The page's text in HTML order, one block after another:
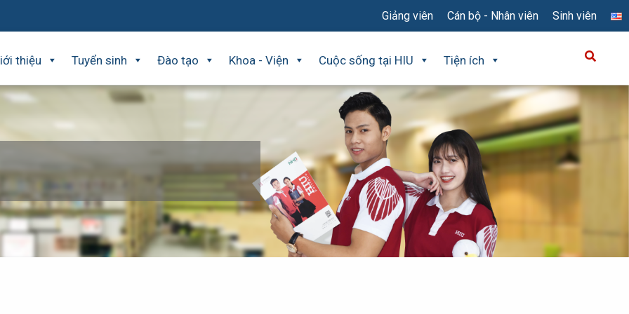
Giảng viên Cán bộ - Nhân viên Sinh viên
thiệu Tuyển sinh Đào tạo Khoa - Viện Cuộc sống tại HIU Tiện ích